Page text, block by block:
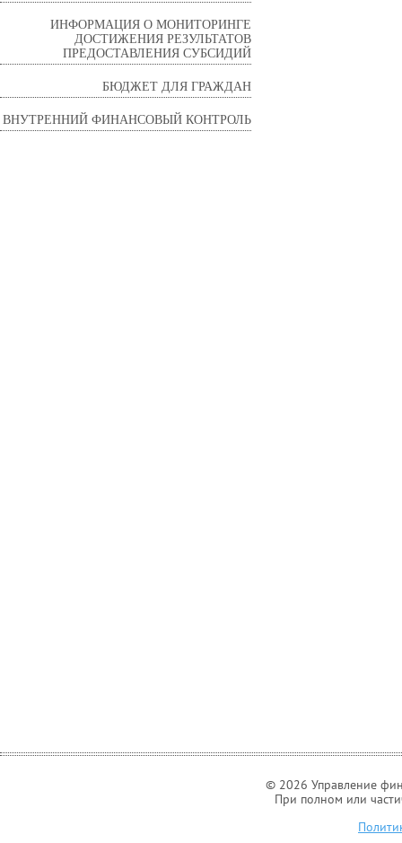
ИНФОРМАЦИЯ О МОНИТОРИНГЕ
ДОСТИЖЕНИЯ РЕЗУЛЬТАТОВ
ПРЕДОСТАВЛЕНИЯ СУБСИДИЙ
БЮДЖЕТ ДЛЯ ГРАЖДАН
ВНУТРЕННИЙ ФИНАНСОВЫЙ КОНТРОЛЬ
© 2026 Управление
При полном или